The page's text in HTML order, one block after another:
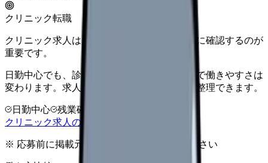
クリニック転職
クリニック求人は、勤務時間と人間関係を先に確認するのが
重要です。
日勤中心でも、診療科・院長方針・人数体制で働きやすさは
変わります。求人票だけで決める前に条件を整理できます。
日勤中心 残業確認
クリニック求人の見方を確認する
※ 応募前に掲載元の最新情報を確認してください